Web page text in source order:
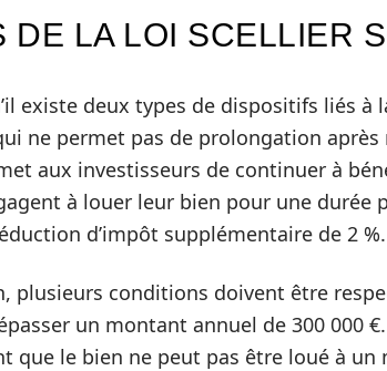
DE LA LOI SCELLIER
existe deux types de dispositifs liés à
ne permet pas de prolongation après
aux investisseurs de continuer à
à louer leur bien pour une durée
d’impôt supplémentaire de 2 %.
plusieurs conditions doivent être
un montant annuel de 300 000
que le bien ne peut pas être loué à un